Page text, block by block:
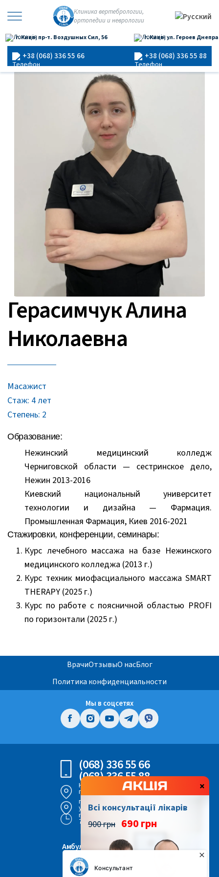
содержимому
Клиника вертебрологии,
ортопедии и неврологии
г. Киев, пр-т. Воздушных Сил, 56 г. Киев, ул. Героев Днепра
+38 (068) 336 55 66 +38 (068) 336 55 88
Врачи›Герасимчук Алина Николаевна
Герасимчук Алина
Николаевна
Масажист
Стаж: 4 лет
Степень: 2
Образование:
Нежинский медицинский колледж
Черниговской области — сестринское дело,
Нежин 2013-2016
Киевский национальный университет
технологии и дизайна — Фармация.
Промышленная Фармация, Киев 2016-2021
Стажировки, конференции, семинары:
Курс лечебного массажа на базе Нежинского
медицинского колледжа (2013 г.)
Курс техник миофасциального массажа SMART
THERAPY (2025 г.)
Курс по работе с поясничной областью PROFI
по горизонтали (2025 г.)
ВрачиОтзывыО насБлог
Политика конфиденциальности
Мы в соцсетях
(068) 336 55 66
(068) 336 55 88
Киев,
просп. Воздушных Сил 56
г. Киев,
ул. Героев Днепра 43
пн - вс
7:00 - 22:00
Амбулаторная хирургия
Что мы лечим
Всі консультації лікарів
900 грн 690 грн
×
×